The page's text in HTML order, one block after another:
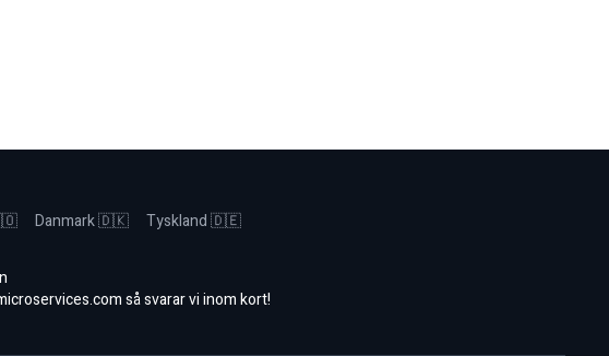
Danmark 🇩🇰 Tyskland 🇩🇪
så svarar vi inom kort!